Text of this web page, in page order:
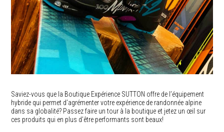
Saviez-vous que la Boutique Expérience SUTTON offre de l’équipement
hybride qui permet d’agrémenter votre expérience de randonnée alpine
dans sa globalité? Passez faire un tour à la boutique et jetez un œil sur
ces produits qui en plus d’être performants sont beaux!